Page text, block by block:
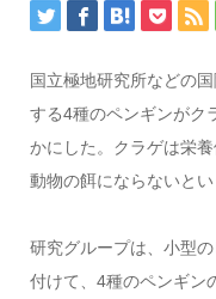
国立極地研究所などの
する4種のペンギンがク
かにした。クラゲは栄
動物の餌にならないと
研究グループは、小型
付けて、4種のペンギン